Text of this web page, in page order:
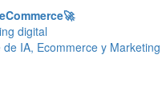
digital
IA, Ecommerce y Marketing